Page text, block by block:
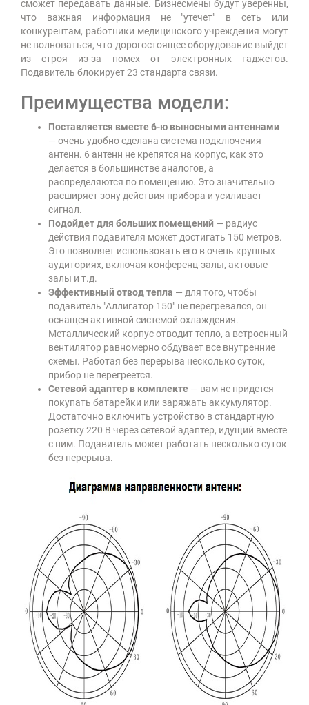
сможет передавать данные. Бизнесмены будут уверенны,
что важная информация не "утечет" в сеть или
конкурентам, работники медицинского учреждения могут
не волноваться, что дорогостоящее оборудование выйдет
из строя из-за помех от электронных гаджетов.
Подавитель блокирует 23 стандарта связи.
Преимущества модели:
Поставляется вместе 6-ю выносными антеннами
— очень удобно сделана система подключения
антенн. 6 антенн не крепятся на корпус, как это
делается в большинстве аналогов, а
распределяются по помещению. Это значительно
расширяет зону действия прибора и усиливает
сигнал.
Подойдет для больших помещений — радиус
действия подавителя может достигать 150 метров.
Это позволяет использовать его в очень крупных
аудиториях, включая конференц-залы, актовые
залы и т.д.
Эффективный отвод тепла — для того, чтобы
подавитель "Аллигатор 150" не перегревался, он
оснащен активной системой охлаждения.
Металлический корпус отводит тепло, а встроенный
вентилятор равномерно обдувает все внутренние
схемы. Работая без перерыва несколько суток,
прибор не перегреется.
Сетевой адаптер в комплекте — вам не придется
покупать батарейки или заряжать аккумулятор.
Достаточно включить устройство в стандартную
розетку 220 В через сетевой адаптер, идущий вместе
с ним. Подавитель может работать несколько суток
без перерыва.